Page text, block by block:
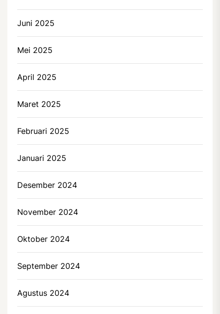
Juni 2025
Mei 2025
April 2025
Maret 2025
Februari 2025
Januari 2025
Desember 2024
November 2024
Oktober 2024
September 2024
Agustus 2024